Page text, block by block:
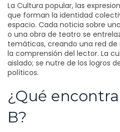
La Cultura popular, las
que forman la identidad
espacio. Cada noticia sobre
o una obra de teatro se
temáticas, creando una red
la comprensión del lector. La
aislado; se nutre de los logros
políticos.
¿Qué
B?